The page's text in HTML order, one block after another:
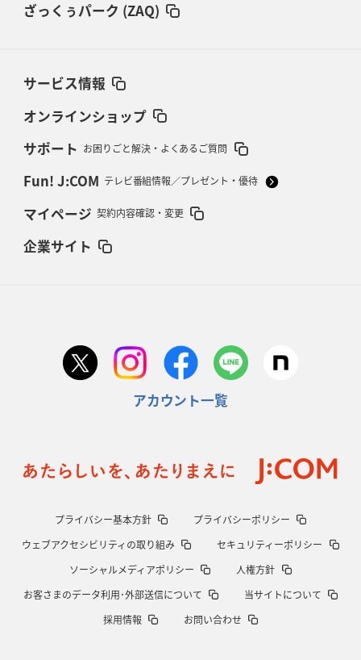
ざっくぅパーク (ZAQ)
サービス情報
オンラインショップ
サポート お困りごと解決・よくあるご質問
Fun! J:COM テレビ番組情報／プレゼント・優待
マイページ 契約内容確認・変更
企業サイト
アカウント一覧
プライバシー基本方針
プライバシーポリシー
ウェブアクセシビリティの取り組み
セキュリティーポリシー
ソーシャルメディアポリシー
人権方針
お客さまのデータ利用･外部送信について
当サイトについて
採用情報
お問い合わせ